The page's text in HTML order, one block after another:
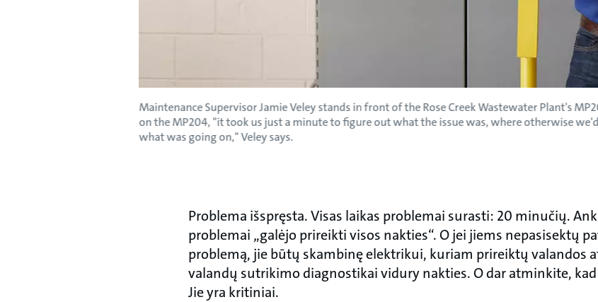
Maintenance Supervisor Jamie Veley stands in front of the Rose Creek Wastewater Plant's
on the MP204, "it took us just a minute to figure out what the issue was, where otherwise
what was going on," Veley says.
Problema išspręsta. Visas laikas problemai surasti: 20 minučių.
problemai „galėjo prireikti visos nakties“. O jei jiems nepasisektų
problemą, jie būtų skambinę elektrikui, kuriam prireiktų valandos
valandų sutrikimo diagnostikai vidury nakties. O dar atminkite,
Jie yra kritiniai.